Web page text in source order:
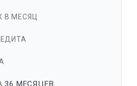
В МЕСЯЦ
36 МЕСЯЦЕВ